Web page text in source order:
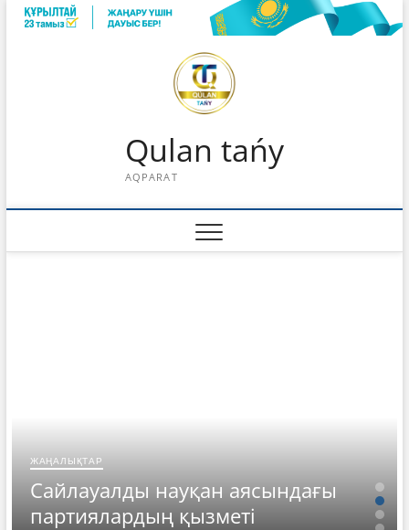
Skip
Qulan tańy
AQPARAT
ЖАҢАЛЫҚТАР
Сайлауалды науқан аясындағы
партиялардың қызметі